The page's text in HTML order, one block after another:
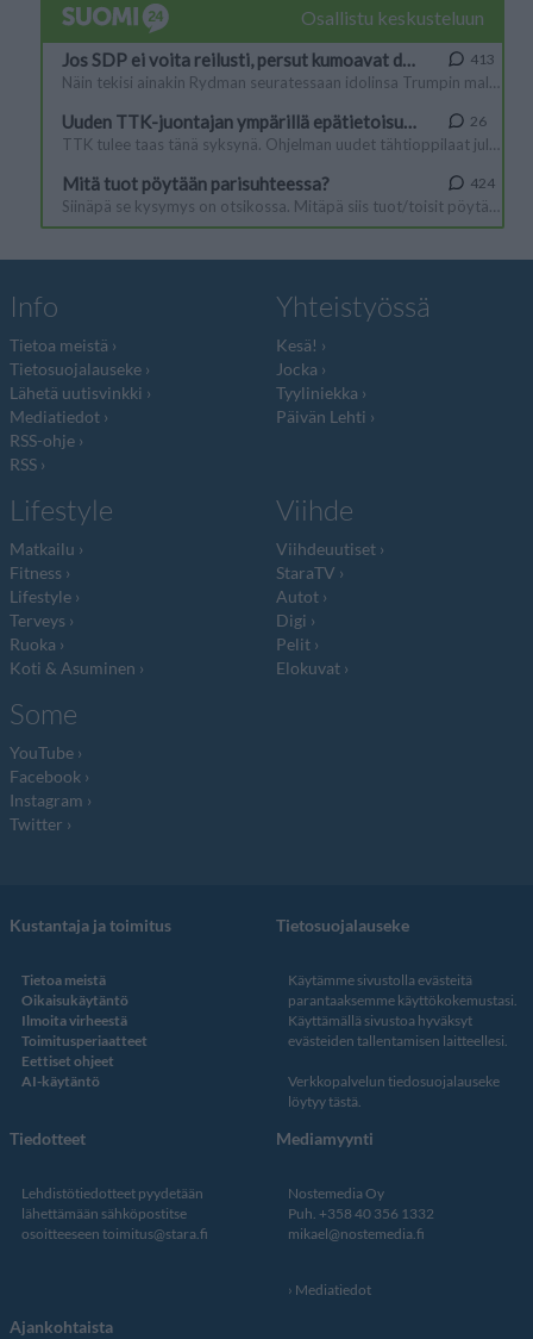
Info
Tietoa meistä
Tietosuojalauseke
Lähetä uutisvinkki
Mediatiedot
RSS-ohje
RSS
Yhteistyössä
Kesä!
Jocka
Tyyliniekka
Päivän Lehti
Lifestyle
Matkailu
Fitness
Lifestyle
Terveys
Ruoka
Koti & Asuminen
Viihde
Viihdeuutiset
StaraTV
Autot
Digi
Pelit
Elokuvat
Some
YouTube
Facebook
Instagram
Twitter
Kustantaja ja toimitus
Tietoa meistä
Oikaisukäytäntö
Ilmoita virheestä
Toimitusperiaatteet
Eettiset ohjeet
AI-käytäntö
Tietosuojalauseke
Käytämme sivustolla evästeitä
parantaaksemme käyttökokemustasi.
Käyttämällä sivustoa hyväksyt
evästeiden tallentamisen laitteellesi.
Verkkopalvelun tiedosuojalauseke
löytyy tästä.
Tiedotteet
Lehdistötiedotteet pyydetään
lähettämään sähköpostitse
osoitteeseen toimitus@stara.fi
Mediamyynti
Nostemedia Oy
Puh. +358 40 356 1332
mikael@nostemedia.fi
Mediatiedot
Ajankohtaista